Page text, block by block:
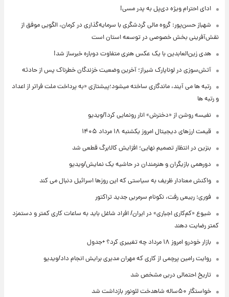
ادای احترام ویژه دی‌پل به پدر مسی!
شهباز حسن‌پور: گروه مالی گردشگری با سرمایه‌گذاری در کرمان، الگویی موفق از
نقش‌آفرینی بخش خصوصی در توسعه استان است
هدی زین‌العابدین با یک عکس هنری متفاوت دوباره خبرساز شد!
آتش‌سوزی در لوناپارک شیراز؛ آخرین وضعیت خزندگان خطرناک پس از حادثه
رتبه ها می آیند، ماندگاری ساخته میشود؛پیشتازی «به پرداخت ملت فراتر از اعداد
و رتبه ها
نفیسه روشن از «دخترش» انار رونمایی کرد!/ویدیو
قیمت ارزهای دیجیتال امروز یکشنبه ۱۸ مرداد ۱۴۰۵
بنزین در انتظار تصمیم نهایی؛ افزایش کالابرگ قطعی شد
دورهمی بازیگران و هنرمندان در حاشیه یک نمایش/ویدیو
واکنش معنادار ظریف به سیاستی که این روزها اسرائیل دنبال می کند
فوری: ربیعی رفت، نکونام سرمربی جدید تراکتور
شیوع «کم‌کاری اجباری» در ایران/ افراد شاغل باید به ساعات کاری کمتر و دستمزد
کمتر رضایت دهند
بازار خودرو امروز ۱۸ مرداد چه تغییری کرد؟ +جدول
روایت رامین پرچمی از کاری که مهران مدیری برایش انجام داد/ویدیو
تاریخ احتمالی دربی مشخص شد
خواستگار ۵۰ساله شاهدخت لئونور بازداشت شد